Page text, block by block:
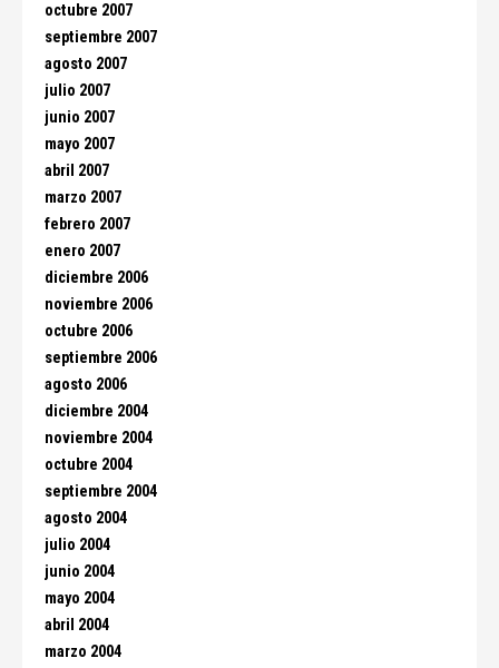
octubre 2007
septiembre 2007
agosto 2007
julio 2007
junio 2007
mayo 2007
abril 2007
marzo 2007
febrero 2007
enero 2007
diciembre 2006
noviembre 2006
octubre 2006
septiembre 2006
agosto 2006
diciembre 2004
noviembre 2004
octubre 2004
septiembre 2004
agosto 2004
julio 2004
junio 2004
mayo 2004
abril 2004
marzo 2004